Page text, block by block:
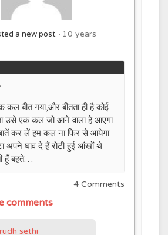
a new post.
10 years
बीत गया,और बीतता ही है कोई
उसे एक कल जो आने वाला हे आएगा
कर लें हम कल ना फिर से आयेगा
अपने घाव दे हैं रोटी हुई आंखों थे
हूँ बहते…
4 Comments
comments
sethi